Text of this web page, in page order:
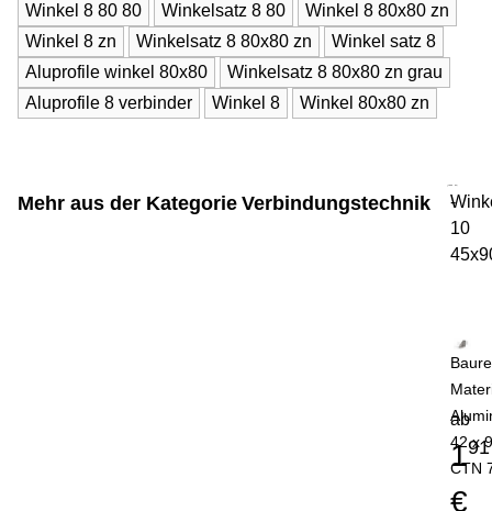
Winkel 8 80 80
Winkelsatz 8 80
Winkel 8 80x80 zn
Winkel 8 zn
Winkelsatz 8 80x80 zn
Winkel satz 8
Aluprofile winkel 80x80
Winkelsatz 8 80x80 zn grau
Aluprofile 8 verbinder
Winkel 8 Winkel 80x80 zn
Mehr aus der Kategorie Verbindungstechnik
10
-
42 x
CTN
ab
191
€